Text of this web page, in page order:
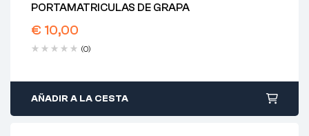
PORTAMATRICULAS DE GRAPA
€ 10,00
(0)
AÑADIR A LA CESTA